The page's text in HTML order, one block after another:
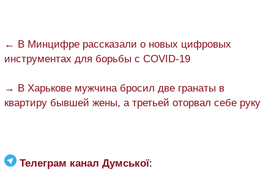
← В Минцифре рассказали о новых цифровых
инструментах для борьбы с COVID-19
→ В Харькове мужчина бросил две гранаты в
квартиру бывшей жены, а третьей оторвал себе руку
Телеграм канал Думської: